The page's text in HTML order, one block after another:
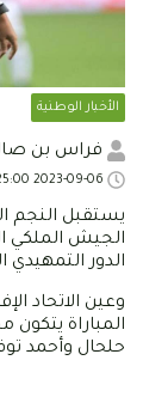
الأخبار الوطنية
فراس بن
الجيش الملكي
الدور التمهيدي
وعين الاتحاد
المباراة
حلحال وأحمد